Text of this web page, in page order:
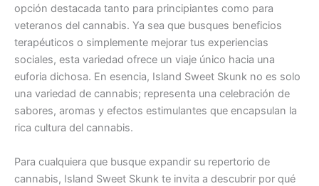
opción destacada tanto para principiantes como para
veteranos del cannabis. Ya sea que busques beneficios
terapéuticos o simplemente mejorar tus experiencias
sociales, esta variedad ofrece un viaje único hacia una
euforia dichosa. En esencia, Island Sweet Skunk no es solo
una variedad de cannabis; representa una celebración de
sabores, aromas y efectos estimulantes que encapsulan la
rica cultura del cannabis.
Para cualquiera que busque expandir su repertorio de
cannabis, Island Sweet Skunk te invita a descubrir por qué